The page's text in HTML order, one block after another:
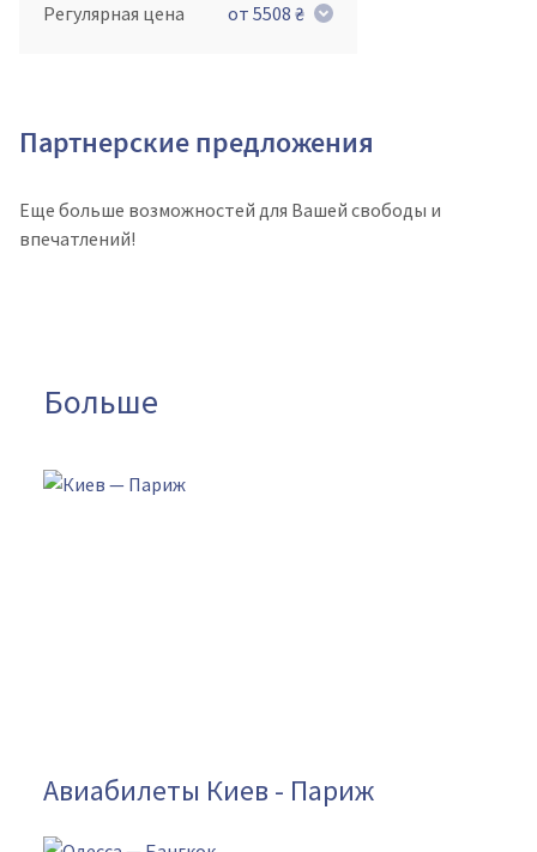
Регулярная цена
от 5508 ₴
Партнерские предложения
Еще больше возможностей для Вашей свободы и
впечатлений!
Больше
Авиабилеты Киев - Париж